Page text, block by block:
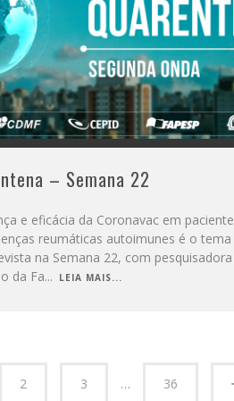
– Semana 22
e eficácia da Coronavac em
reumáticas autoimunes é o tema
na Semana 22, com pesquisadora
da Fa... LEIA MAIS...
2 3 … 36